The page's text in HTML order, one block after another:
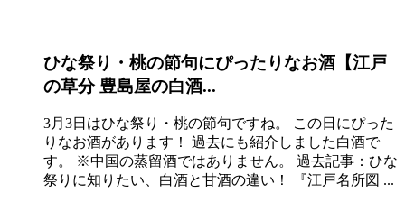
ひな祭り・桃の節句にぴったりなお酒【江戸
の草分 豊島屋の白酒...
3月3日はひな祭り・桃の節句ですね。 この日にぴった
りなお酒があります！ 過去にも紹介しました白酒で
す。 ※中国の蒸留酒ではありません。 過去記事：ひな
祭りに知りたい、白酒と甘酒の違い！ 『江戸名所図 ...